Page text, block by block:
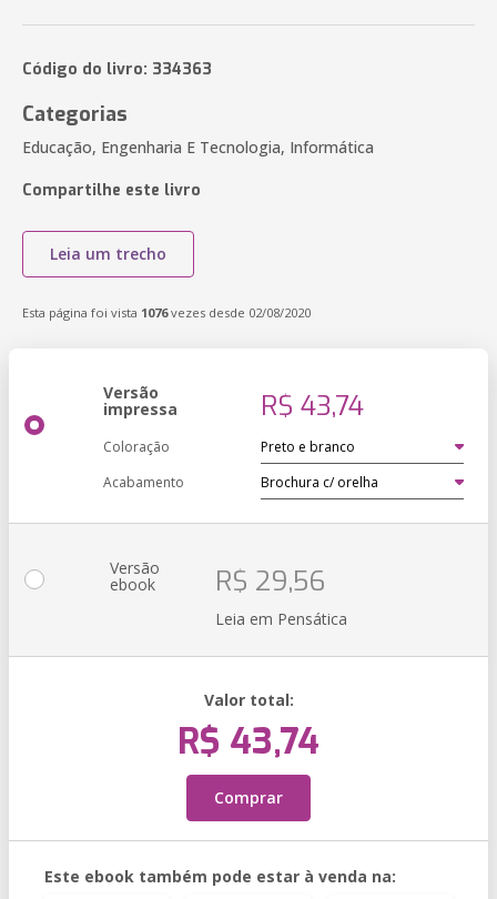
Código do livro: 334363
Categorias
Educação, Engenharia E Tecnologia, Informática
Compartilhe este livro
Leia um trecho
Esta página foi vista 1076vezes desde 02/08/2020
Versão
impressa R$ 43,74
Coloração
Acabamento
Versão
ebook R$ 29,56
Leia em Pensática
Valor total:
R$ 43,74
Comprar
Este ebook também pode estar à venda na: